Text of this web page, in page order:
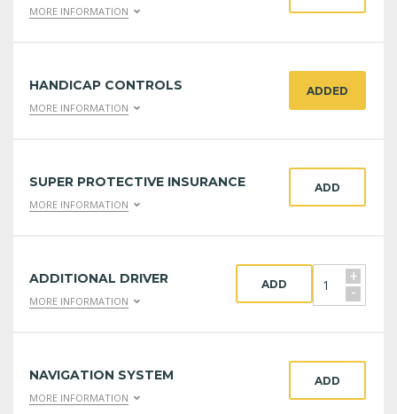
MORE INFORMATION
HANDICAP CONTROLS
MORE INFORMATION
ADDED
SUPER PROTECTIVE INSURANCE
MORE INFORMATION
ADD
ADDITIONAL DRIVER
MORE INFORMATION
+
-
ADD
NAVIGATION SYSTEM
MORE INFORMATION
ADD